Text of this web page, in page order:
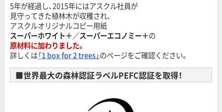
5年が経過し、2015年にはアスクル社員が
見守ってきた植林木が収穫され、
アスクルオリジナルコピー用紙
スーパーホワイト＋／スーパーエコノミー＋の
原材料に加わりました。
詳しくは「1 box for 2 trees」のページをご確認ください。
■世界最大の森林認証ラベルPEFC認証を取得！